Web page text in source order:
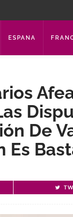
ESPANA
De
Es